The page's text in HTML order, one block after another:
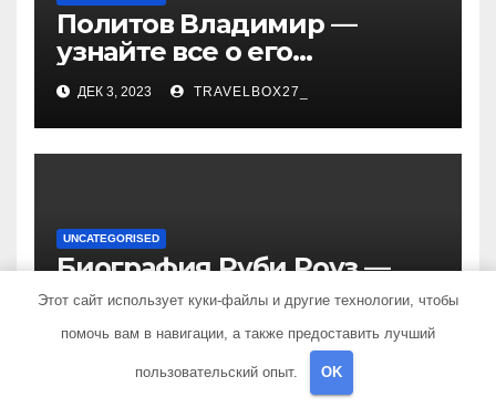
Политов Владимир —
узнайте все о его
биографии, возрасте и
впечатляющих
достижениях!
ДЕК 3, 2023 TRAVELBOX27_
UNCATEGORISED
Биография Руби Роуз —
успешная музыкальная
карьера, личная жизнь и
знаковые достижения
ДЕК 3, 2023 TRAVELBOX27_
Этот сайт использует куки-файлы и другие технологии, чтобы
помочь вам в навигации, а также предоставить лучший
пользовательский опыт. OK